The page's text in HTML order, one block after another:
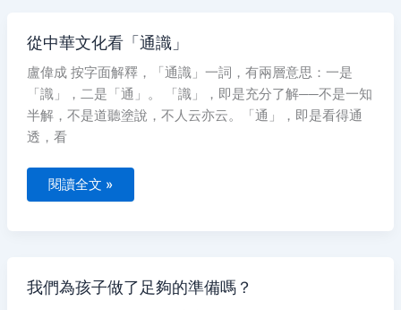
從中華文化看「通識」
盧偉成 按字面解釋，「通識」一詞，有兩層意思：一是
「識」，二是「通」。 「識」，即是充分了解──不是一知
半解，不是道聽塗說，不人云亦云。「通」，即是看得通
透，看
從
中
華
文
化
看
「通
識」
閱讀全文 »
我們為孩子做了足夠的準備嗎？
我
們